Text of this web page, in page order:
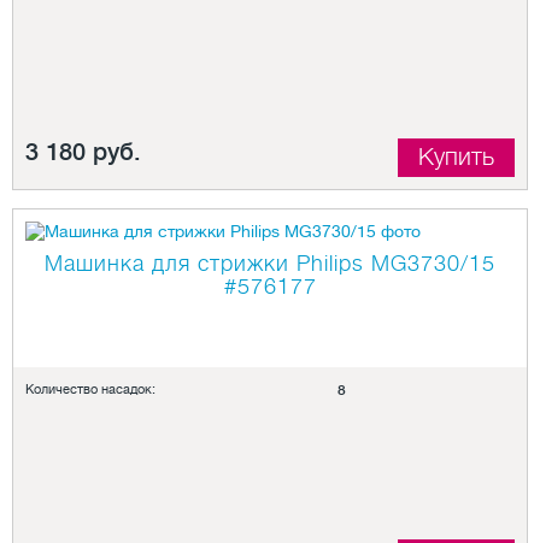
3 180 руб. Купить
Машинка для стрижки Philips MG3730/15
#576177
Количество насадок: 8